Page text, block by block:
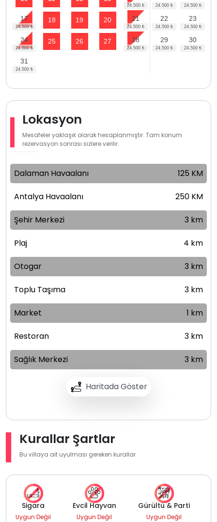
17 18 19 20 21 22 23
24 25 26 27 28 29 30
31
Lokasyon
Mesafeler yaklaşık olarak hesaplanmıştır. Tam konum
rezervasyon sonrası sizlere verilir.
Haritada Göster
Dalaman Havaalanı 125 KM
Antalya Havaalanı 250 KM
Şehir Merkezi 3 km
Plaj 4 km
Otogar 3 km
Toplu Taşıma 3 km
Market 1 km
Restoran 3 km
Sağlık Merkezi 3 km
Kurallar Şartlar
Bu villaya ait uyulması gereken kurallar
Sigara
Uygun Değil
Evcil Hayvan
Uygun Değil
Gürültü & Parti
Uygun Değil